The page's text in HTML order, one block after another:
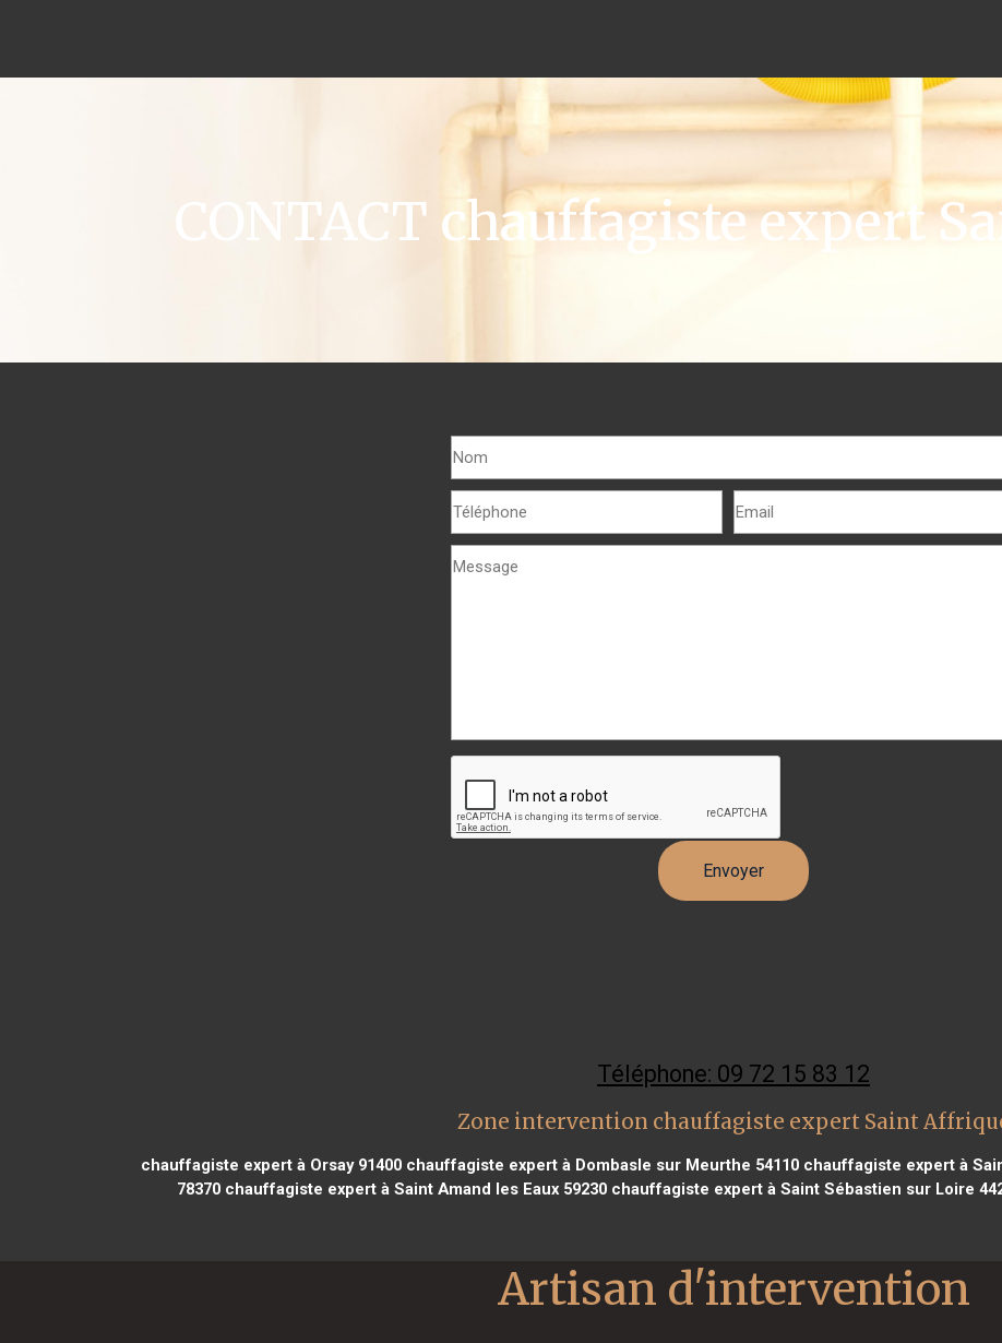
CONTACT chauffagiste expert
Téléphone: 09 72 15 83 12
Zone intervention chauffagiste expert Saint
chauffagiste expert à Orsay 91400chauffagiste expert à Dombasle sur Meurthe 54110chauffagiste expert à
78370 chauffagiste expert à Saint Amand les Eaux 59230 chauffagiste expert à Saint Sébastien sur Loire
Artisan d'intervention